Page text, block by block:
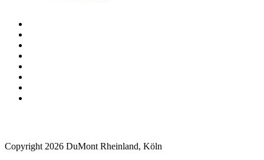
Copyright 2026 DuMont Rheinland, Köln